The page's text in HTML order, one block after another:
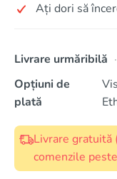
Ați dori să
Livrare urmăribilă
Opțiuni de
plată
Livrare gratuită
comenzile